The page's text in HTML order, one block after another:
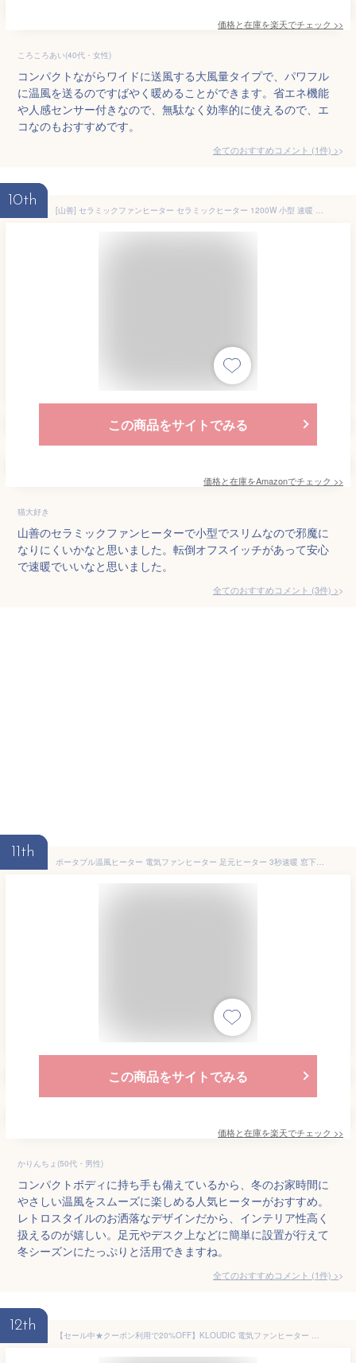
価格と在庫を楽天でチェック >>
ころころあい(40代・女性)
コンパクトながらワイドに送風する大風量タイプで、パワフル
に温風を送るのですばやく暖めることができます。省エネ機能
や人感センサー付きなので、無駄なく効率的に使えるので、エ
コなのもおすすめです。
全てのおすすめコメント (1件) >
10th
[山善] セラミックファンヒーター セラミックヒーター 1200W 小型 速暖 出力2段階切替 転倒オフスイッチ 足元 トイレ 脱衣所 ホワイト DF-J121(W)
この商品をサイトでみる
価格と在庫をAmazonでチェック >>
猫大好き
山善のセラミックファンヒーターで小型でスリムなので邪魔に
なりにくいかなと思いました。転倒オフスイッチがあって安心
で速暖でいいなと思いました。
全てのおすすめコメント (3件) >
11th
ポータブル温風ヒーター 電気ファンヒーター 足元ヒーター 3秒速暖 窓下ヒーター 小型600Wパワー 防寒対策グッズ 過熱保護 コンパクト速暖 瞬時発熱 3段階切替式 自然風 低温風 高温風 省スペース レトロ ギフト PSE認証 ゆうパケット 送料無料
この商品をサイトでみる
価格と在庫を楽天でチェック >>
かりんちょ(50代・男性)
コンパクトボディに持ち手も備えているから、冬のお家時間に
やさしい温風をスムーズに楽しめる人気ヒーターがおすすめ。
レトロスタイルのお洒落なデザインだから、インテリア性高く
扱えるのが嬉しい。足元やデスク上などに簡単に設置が行えて
冬シーズンにたっぷりと活用できますね。
全てのおすすめコメント (1件) >
12th
【セール中★クーポン利用で20%OFF】KLOUDIC 電気ファンヒーター セラミックヒーター 温度センサー 速暖 大風量 タイマー 温度調節 首振り リモコン 省エネ ヒーター 小型 電気ヒーター 足元 コンパクト 暖房器具 電気ストーブ 3段階切替 過熱保護 転倒保護 脱衣所 オフィス